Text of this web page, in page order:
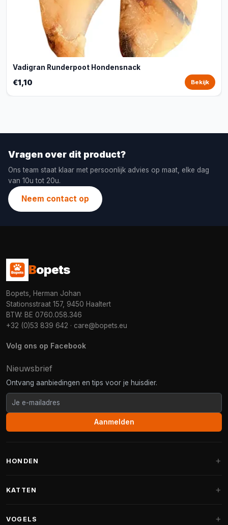
Vadigran Runderpoot Hondensnack
€1,10 Bekijk
Vragen over dit product?
Ons team staat klaar met persoonlijk advies op maat, elke dag
van 10u tot 20u.
Neem contact op
Bopets
Bopets, Herman Johan
Stationsstraat 157, 9450 Haaltert
BTW: BE 0760.058.346
+32 (0)53 839 642 · care@bopets.eu
Volg ons op Facebook
Nieuwsbrief
Ontvang aanbiedingen en tips voor je huisdier.
Aanmelden
HONDEN
Fantail hondenmanden
KATTEN
VOGELS